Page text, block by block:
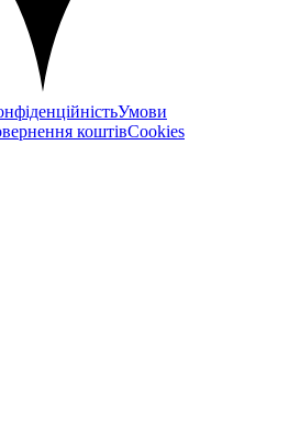
Умови
коштівCookies